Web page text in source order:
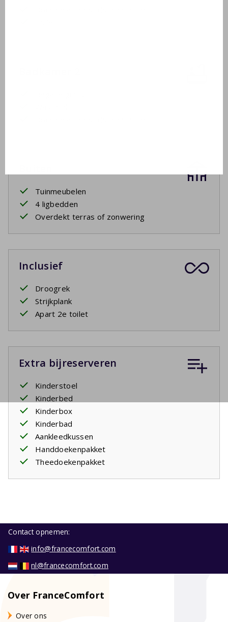
Tuinmeubelen
4 ligbedden
Overdekt terras of zonwering
Inclusief
Droogrek
Strijkplank
Apart 2e toilet
Extra bijreserveren
Kinderstoel
Kinderbed
Kinderbox
Kinderbad
Aankleedkussen
Handdoekenpakket
Theedoekenpakket
Contact opnemen:
info@francecomfort.com
nl@francecomfort.com
Over FranceComfort
Over ons